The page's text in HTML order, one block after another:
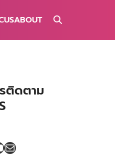
ABOUT
ติดตาม
Mail